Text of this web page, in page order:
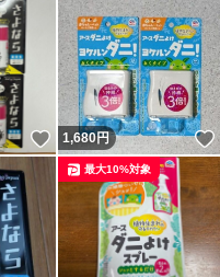
いいね！
1,680円
最大10%対象